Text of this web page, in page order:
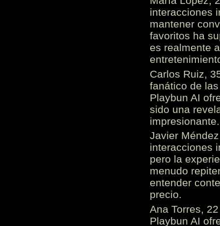
interacciones
mantener
favoritos ha
es realmente
Carlos Ruiz,
fanático de
Playbun AI
sido una
Javier
interacciones
pero la
menudo
entender
precio.
Ana Torres,
Playbun AI